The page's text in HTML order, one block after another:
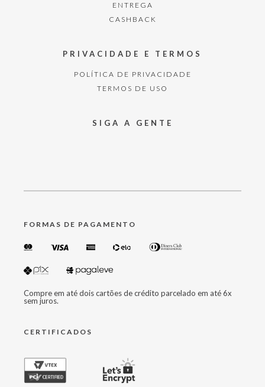
ENTREGA
CASHBACK
PRIVACIDADE E TERMOS
POLÍTICA DE PRIVACIDADE
TERMOS DE USO
SIGA A GENTE
FORMAS DE PAGAMENTO
Compre em até dois cartões de crédito parcelado em até 6x
sem juros.
CERTIFICADOS